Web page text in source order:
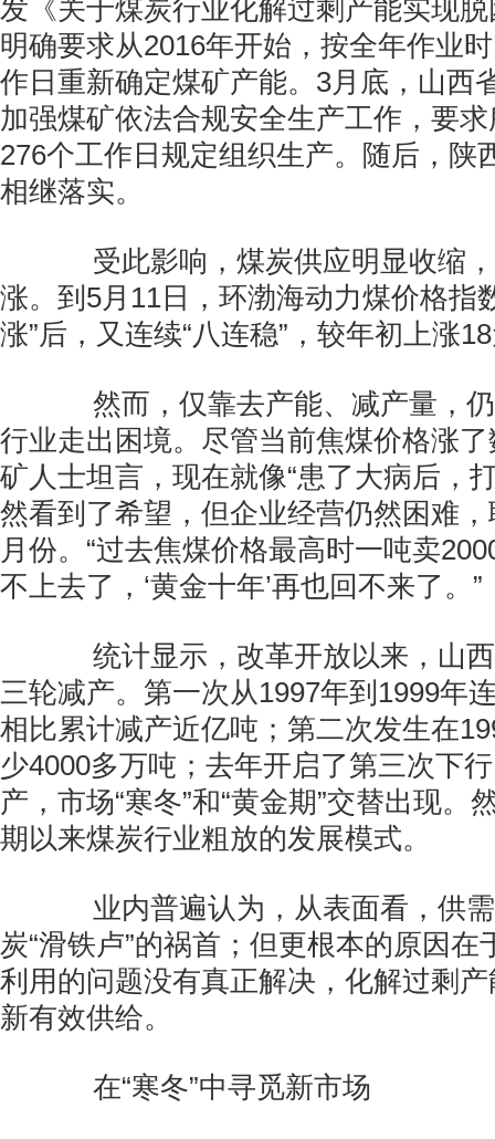
发《关于煤炭行业化解过剩产能实现
明确要求从2016年开始，按全年作业
作日重新确定煤矿产能。3月底，山西
加强煤矿依法合规安全生产工作，要
276个工作日规定组织生产。随后，陕
相继落实。
受此影响，煤炭供应明显收缩，
涨。到5月11日，环渤海动力煤价格指
涨”后，又连续“八连稳”，较年初上涨
然而，仅靠去产能、减产量，仍
行业走出困境。尽管当前焦煤价格涨
矿人士坦言，现在就像“患了大病后，
然看到了希望，但企业经营仍然困难
月份。“过去焦煤价格最高时一吨卖
不上去了，‘黄金十年’再也回不来了。”
统计显示，改革开放以来，山西
三轮减产。第一次从1997年到1999年
相比累计减产近亿吨；第二次发生在
少4000多万吨；去年开启了第三次下
产，市场“寒冬”和“黄金期”交替出现。
期以来煤炭行业粗放的发展模式。
业内普遍认为，从表面看，供需
炭“滑铁卢”的祸首；但更根本的原因在
利用的问题没有真正解决，化解过剩
新有效供给。
在“寒冬”中寻觅新市场